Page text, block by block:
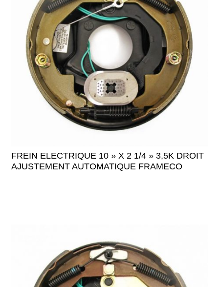
FREIN ELECTRIQUE 10 » X 2 1/4 » 3,5K DROIT
AJUSTEMENT AUTOMATIQUE FRAMECO